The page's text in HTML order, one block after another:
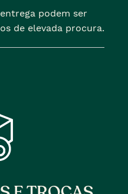
podem ser
de elevada procura.